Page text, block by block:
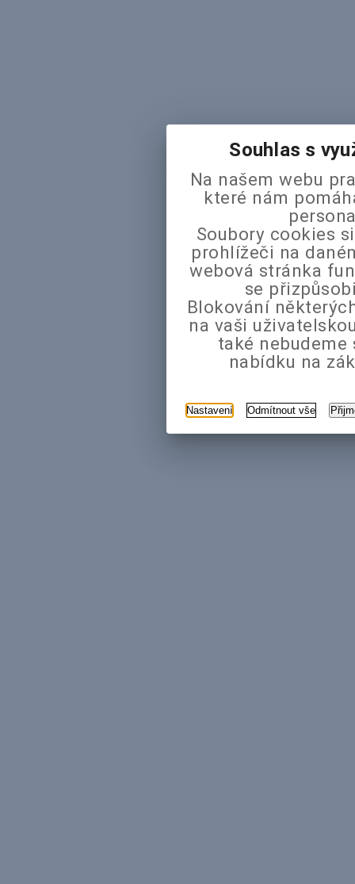
Souhlas s
Na našem webu
které nám
Soubory cookies
prohlížeči na
webová stránka
se
Blokování
na vaši
také
nabídku na
Nastavení Odmítnout vše